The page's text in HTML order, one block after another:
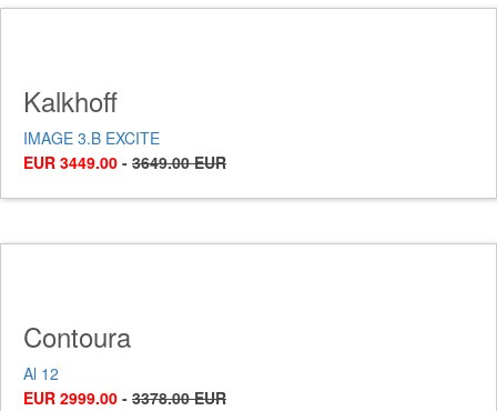
Kalkhoff
IMAGE 3.B EXCITE
EUR 3449.00 - 3649.00 EUR
Contoura
Al 12
EUR 2999.00 - 3378.00 EUR